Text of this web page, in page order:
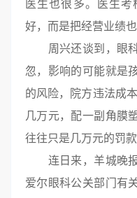
医生也很多。医生
好，而是把经营业绩也
周兴还谈到，眼科
忽，影响的可能就是
的风险，院方违法成
几万元，配一副角膜
往往只是几万元的罚
连日来，羊城晚报
爱尔眼科公关部门有